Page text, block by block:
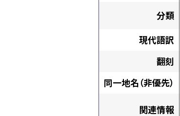
分類
現代語訳
翻刻
同一地名（非優先）
関連情報